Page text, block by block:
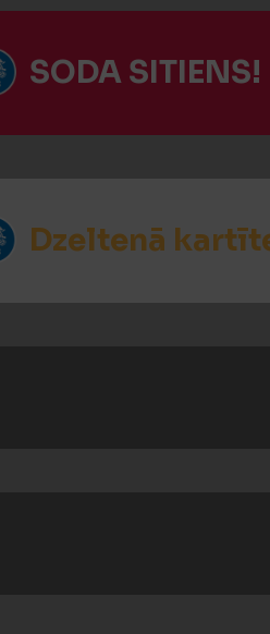
SODA SITIENS!
Dzeltenā